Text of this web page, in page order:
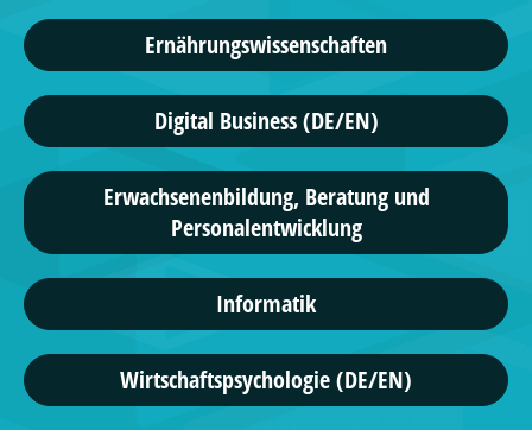
Ernährungswissenschaften
Digital Business (DE/EN)
Erwachsenenbildung, Beratung und
Personalentwicklung
Informatik
Wirtschaftspsychologie (DE/EN)